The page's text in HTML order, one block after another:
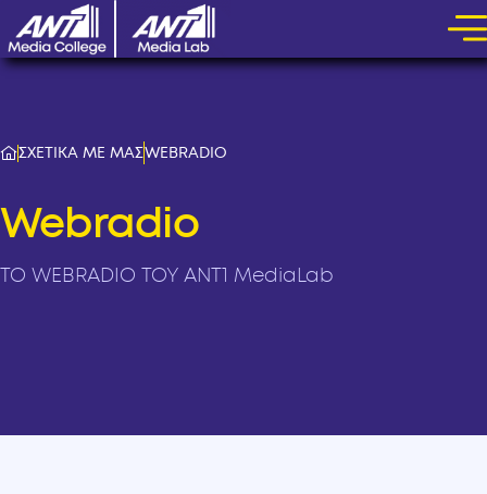
ΣΧΕΤΙΚΑ ΜΕ ΜΑΣWEBRADIO
Webradio
ΤΟ WEBRADIO ΤΟΥ ANT1 MediaLab